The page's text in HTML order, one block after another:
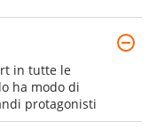
in tutte le
ha modo di
protagonisti